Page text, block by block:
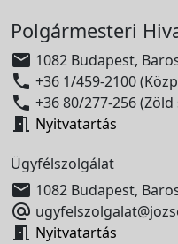
Polgármesteri
 1082 Budapest,
 +36 1/459-2100
 +36 80/277-256 (Zöld
 Nyitvatartás
Ügyfélszolgálat
 1082 Budapest,

 Nyitvatartás